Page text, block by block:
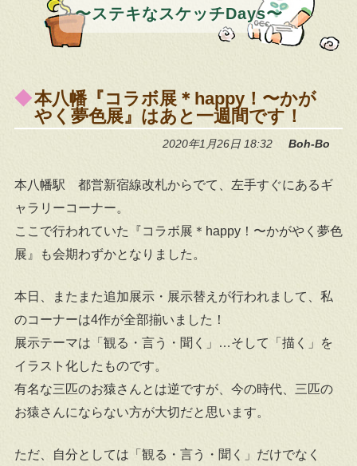
〜ステキなスケッチDays〜
本八幡『コラボ展＊happy！〜かが
やく夢色展』はあと一週間です！
2020年1月26日 18:32 Boh-Bo
本八幡駅 都営新宿線改札からでて、左手すぐにあるギ
ャラリーコーナー。
ここで行われていた『コラボ展＊happy！〜かがやく夢色
展』も会期わずかとなりました。
本日、またまた追加展示・展示替えが行われまして、私
のコーナーは4作が全部揃いました！
展示テーマは「観る・言う・聞く」…そして「描く」を
イラスト化したものです。
有名な三匹のお猿さんとは逆ですが、今の時代、三匹の
お猿さんにならない方が大切だと思います。
ただ、自分としては「観る・言う・聞く」だけでなく